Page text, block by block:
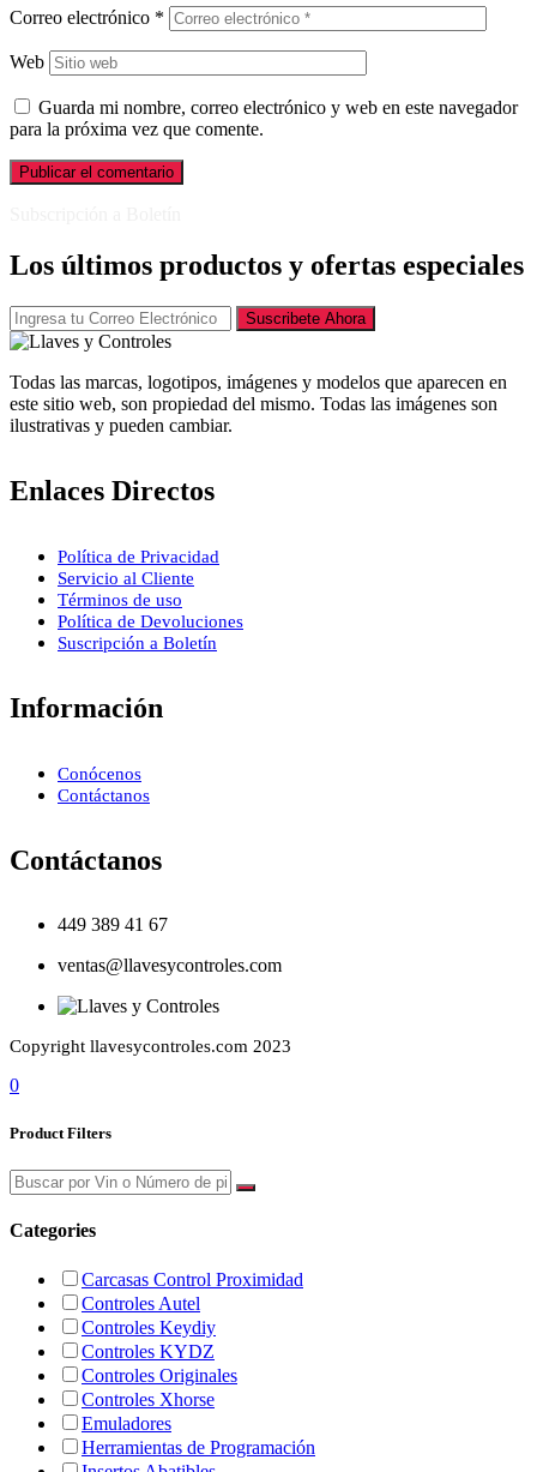
Correo electrónico *
Web
Guarda mi nombre, correo electrónico y web en este navegador
para la próxima vez que comente.
Los últimos productos y ofertas especiales
Suscribete Ahora
Todas las marcas, logotipos, imágenes y modelos que aparecen en
este sitio web, son propiedad del mismo. Todas las imágenes son
ilustrativas y pueden cambiar.
Enlaces Directos
Política de Privacidad
Servicio al Cliente
Términos de uso
Política de Devoluciones
Suscripción a Boletín
Información
Conócenos
Contáctanos
Contáctanos
449 389 41 67
ventas@llavesycontroles.com
Copyright llavesycontroles.com 2023
0
Product Filters
Categories
Carcasas Control Proximidad
Controles Autel
Controles Keydiy
Controles KYDZ
Controles Originales
Controles Xhorse
Emuladores
Herramientas de Programación